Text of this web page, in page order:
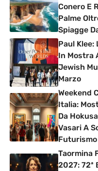
Conero E
Palme
Spiagge
Paul Klee:
In Mostra
Jewish
Marzo
Weekend
Italia:
Da
Vasari A
Futurismo
Taormina
2027: 72ª